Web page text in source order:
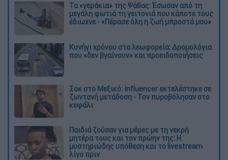
Τα «γεράκια» της Ψάθας: Έσωσαν από τη
μεγάλη φωτιά τη γειτονιά που κάποτε τους
έδιωχνε - «Πέρασε όλη η ζωή μπροστά μου»
Κυνήγι χρόνου στα λεωφορεία: Δρομολόγια
που «δεν βγαίνουν» και προειδοποιήσεις
Σοκ στο Μεξικό: Influencer εκτελέστηκε σε
ζωντανή μετάδοση - Τον πυροβόλησαν στο
κεφάλι
Παιδιά ζούσαν για μέρες με τη νεκρή
μητέρα τους και τον πρώην της: Η
μυστηριώδης υπόθεση και το livestream
λίγο πριν